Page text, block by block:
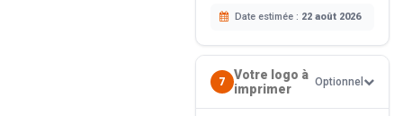
Date estimée : 22 août 2026
7
Votre logo à
imprimer
Optionnel